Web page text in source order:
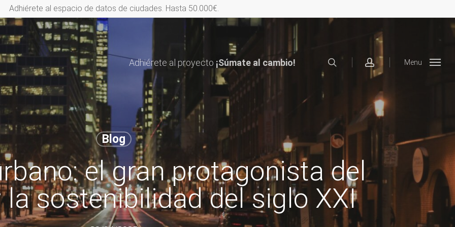
Adhiérete al espacio de datos de ciudades. Hasta 50.000€.
Adhiérete al proyecto ¡Súmate al cambio!
search
Menu
Blog
el gran protagonista del
la sostenibilidad del siglo XXI